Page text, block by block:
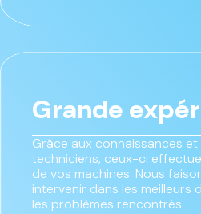
Grande
Grâce aux connaissances et
techniciens, ceux-ci
de vos machines. Nous
intervenir dans les meilleurs
les problèmes rencontrés.